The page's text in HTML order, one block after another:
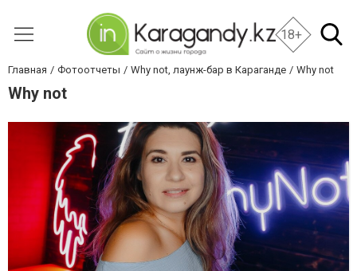
18+
Главная Фотоотчеты Why not, лаунж-бар в Караганде Why not
Why not